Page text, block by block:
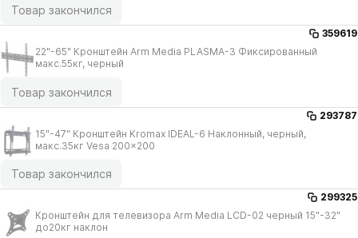
Товар закончился
359619
22"-65" Кронштейн Arm Media PLASMA-3 Фиксированный
макс.55кг, черный
Товар закончился
293787
15"-47" Кронштейн Kromax IDEAL-6 Наклонный, черный,
макс.35кг Vesa 200x200
Товар закончился
299325
Кронштейн для телевизора Arm Media LCD-02 черный 15"-32"
до20кг наклон